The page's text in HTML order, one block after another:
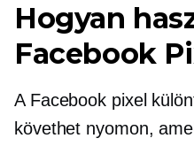
Hogyan
Facebook
A Facebook pixel
követhet nyomon,